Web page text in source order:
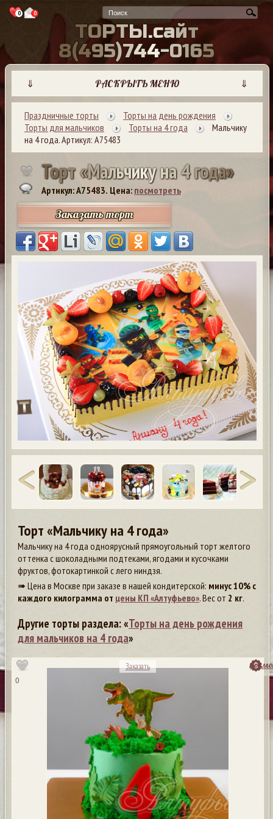
0 0
ТОРТЫ.сайт
8(495)744-0165
⇓ РАСКРЫТЬ МЕНЮ ⇓
Праздничные торты
Торты на день рождения
Торты для мальчиков
Торты на 4 года
Мальчику
на 4 года. Артикул: А75483
Торт«Мальчикуна4года»
Артикул: A75483. Цена: посмотреть
Заказать торт
Торт «Мальчику на 4 года»
Мальчику на 4 года одноярусный прямоугольный торт желтого
оттенка с шоколадными подтеками, ягодами и кусочками
фруктов, фотокартинкой с лего ниндзя.
➠ Цена в Москве при заказе в нашей кондитерской: минус 10% с
каждого килограмма от цены КП «Алтуфьево». Вес от 2 кг.
Другие торты раздела: «Торты на день рождения
для мальчиков на 4 года»
0
Заказать